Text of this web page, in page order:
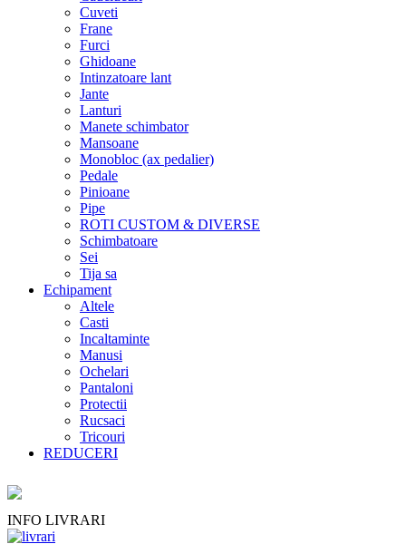
Cuveti
Frane
Furci
Ghidoane
Intinzatoare lant
Jante
Lanturi
Manete schimbator
Mansoane
Monobloc (ax pedalier)
Pedale
Pinioane
Pipe
ROTI CUSTOM & DIVERSE
Schimbatoare
Sei
Tija sa
Echipament
Altele
Casti
Incaltaminte
Manusi
Ochelari
Pantaloni
Protectii
Rucsaci
Tricouri
REDUCERI
INFO LIVRARI